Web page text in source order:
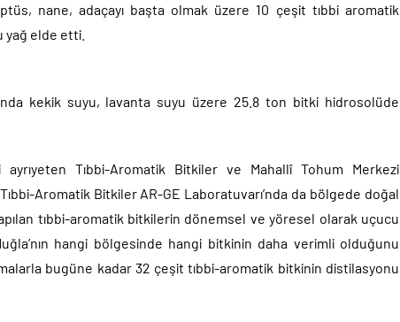
nane, adaçayı başta olmak üzere 10 çeşit tıbbi aromatik
elde etti.
kekik suyu, lavanta suyu üzere 25.8 ton bitki hidrosolüde
ayrıyeten Tıbbi-Aromatik Bitkiler ve Mahallî Tohum Merkezi
Aromatik Bitkiler AR-GE Laboratuvarı’nda da bölgede doğal
tıbbi-aromatik bitkilerin dönemsel ve yöresel olarak uçucu
hangi bölgesinde hangi bitkinin daha verimli olduğunu
bugüne kadar 32 çeşit tıbbi-aromatik bitkinin distilasyonu